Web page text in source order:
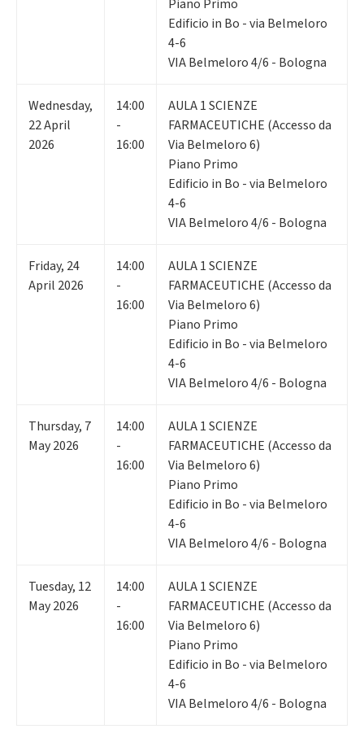
Piano Primo
Edificio in Bo - via Belmeloro
4-6
VIA Belmeloro 4/6 - Bologna
Wednesday,
22April
2026
14:00
-
16:00
AULA 1 SCIENZE
FARMACEUTICHE (Accesso da
Via Belmeloro 6)
Piano Primo
Edificio in Bo - via Belmeloro
4-6
VIA Belmeloro 4/6 - Bologna
Friday, 24
April 2026
14:00
-
16:00
AULA 1 SCIENZE
FARMACEUTICHE (Accesso da
Via Belmeloro 6)
Piano Primo
Edificio in Bo - via Belmeloro
4-6
VIA Belmeloro 4/6 - Bologna
Thursday, 7
May 2026
14:00
-
16:00
AULA 1 SCIENZE
FARMACEUTICHE (Accesso da
Via Belmeloro 6)
Piano Primo
Edificio in Bo - via Belmeloro
4-6
VIA Belmeloro 4/6 - Bologna
Tuesday, 12
May 2026
14:00
-
16:00
AULA 1 SCIENZE
FARMACEUTICHE (Accesso da
Via Belmeloro 6)
Piano Primo
Edificio in Bo - via Belmeloro
4-6
VIA Belmeloro 4/6 - Bologna